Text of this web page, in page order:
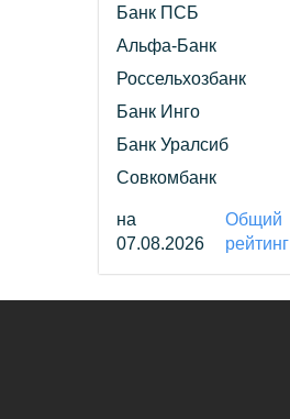
Банк ПСБ
Альфа-Банк
Россельхозбанк
Банк Инго
Банк Уралсиб
Совкомбанк
на
07.08.2026
Общий
рейтинг